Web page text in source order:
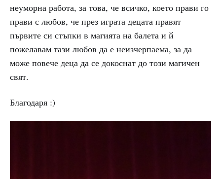
неуморна работа, за това, че всичко, което прави го
прави с любов, че през играта децата правят
първите си стъпки в магията на балета и й
пожелавам тази любов да е неизчерпаема, за да
може повече деца да се докоснат до този магичен
свят.
Благодаря :)